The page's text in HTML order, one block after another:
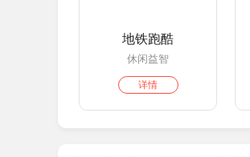
地铁跑酷
休闲益智
详情